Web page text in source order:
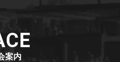
案内